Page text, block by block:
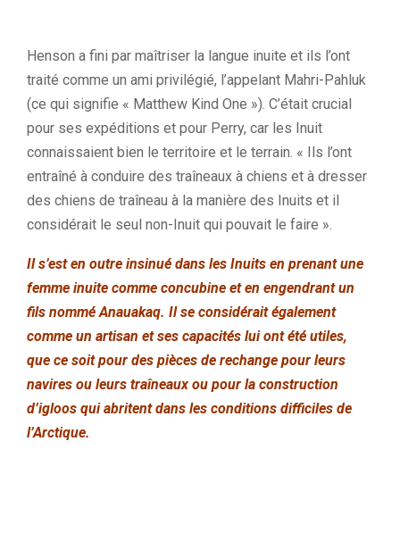
Henson a fini par maîtriser la langue inuite et ils l’ont
traité comme un ami privilégié, l’appelant Mahri-Pahluk
(ce qui signifie « Matthew Kind One »). C’était crucial
pour ses expéditions et pour Perry, car les Inuit
connaissaient bien le territoire et le terrain. « Ils l’ont
entraîné à conduire des traîneaux à chiens et à dresser
des chiens de traîneau à la manière des Inuits et il
considérait le seul non-Inuit qui pouvait le faire ».
Il s’est en outre insinué dans les Inuits en prenant une
femme inuite comme concubine et en engendrant un
fils nommé Anauakaq. Il se considérait également
comme un artisan et ses capacités lui ont été utiles,
que ce soit pour des pièces de rechange pour leurs
navires ou leurs traîneaux ou pour la construction
d’igloos qui abritent dans les conditions difficiles de
l’Arctique.